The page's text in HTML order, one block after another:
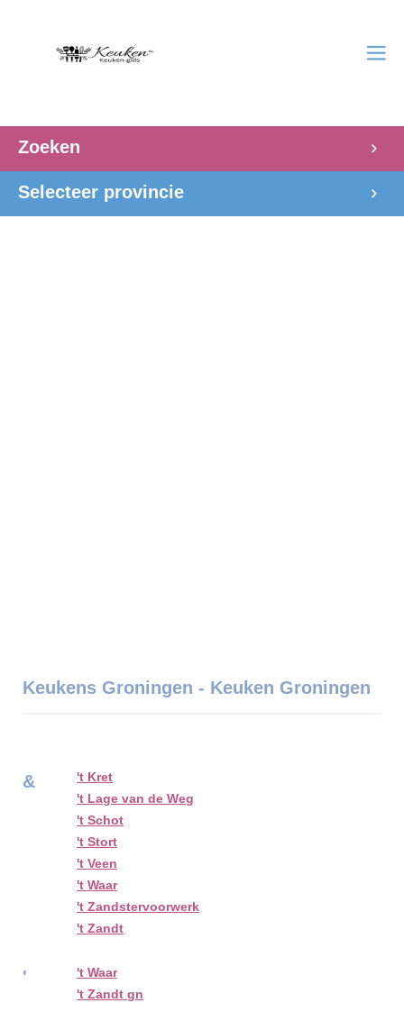
Zoeken
Selecteer provincie
Keukens Groningen - Keuken Groningen
&
't Kret
't Lage van de Weg
't Schot
't Stort
't Veen
't Waar
't Zandstervoorwerk
't Zandt
'
't Waar
't Zandt gn